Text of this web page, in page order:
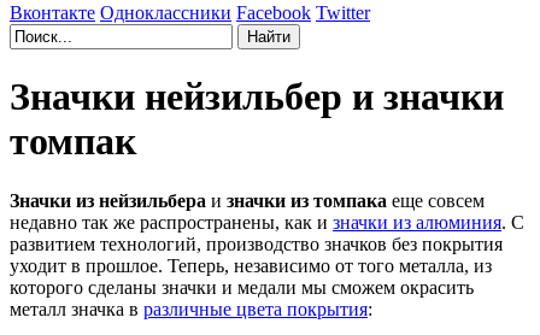
Вконтакте Одноклассники Facebook Twitter
Значки нейзильбер и значки
томпак
Значки из нейзильбера и значки из томпака еще совсем
недавно так же распространены, как и значки из алюминия. С
развитием технологий, производство значков без покрытия
уходит в прошлое. Теперь, независимо от того металла, из
которого сделаны значки и медали мы сможем окрасить
металл значка в различные цвета покрытия: